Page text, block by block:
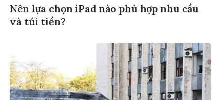
Nên lựa chọn iPad nào phù hợp nhu cầu
và túi tiền?